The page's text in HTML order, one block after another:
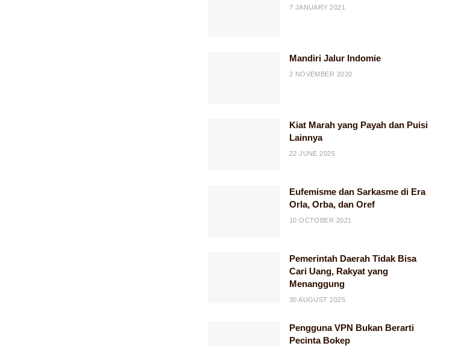
7 JANUARY 2021
Mandiri Jalur Indomie
2 NOVEMBER 2020
Kiat Marah yang Payah dan Puisi
Lainnya
22 JUNE 2025
Eufemisme dan Sarkasme di Era
Orla, Orba, dan Oref
10 OCTOBER 2021
Pemerintah Daerah Tidak Bisa
Cari Uang, Rakyat yang
Menanggung
30 AUGUST 2025
Pengguna VPN Bukan Berarti
Pecinta Bokep